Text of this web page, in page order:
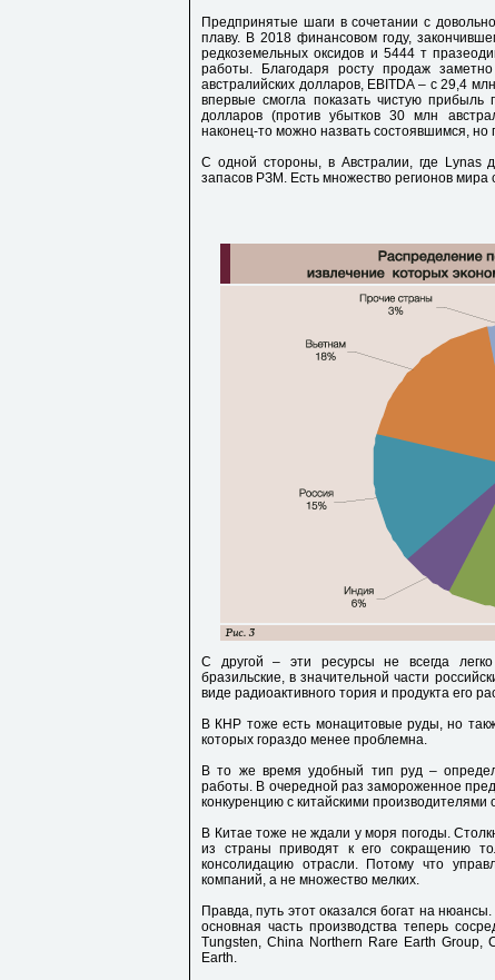
Предпринятые шаги в сочетании с
плаву. В 2018 финансовом году,
редкоземельных оксидов и 5444 т
работы. Благодаря росту продаж
австралийских долларов, EBITDA – с 29,4
впервые смогла показать чистую
долларов (против убытков 30 млн
наконец-то можно назвать состоявшимся, но
С одной стороны, в Австралии, где Lynas
запасов РЗМ. Есть множество регионов
С другой – эти ресурсы не всегда
бразильские, в значительной части
виде радиоактивного тория и продукта его
В КНР тоже есть монацитовые руды, но
которых гораздо менее проблемна.
В то же время удобный тип руд –
работы. В очередной раз замороженное
конкуренцию с китайскими производителями
В Китае тоже не ждали у моря погоды.
из страны приводят к его сокращению
консолидацию отрасли. Потому что
компаний, а не множество мелких.
Правда, путь этот оказался богат на
основная часть производства теперь
Tungsten, China Northern Rare Earth Group,
Earth.